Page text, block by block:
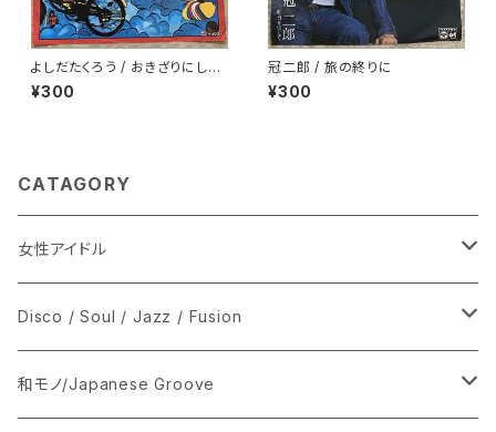
よしだたくろう / おきざりにした
悲しみは
¥300
冠二郎 / 旅の終りに
¥300
CATAGORY
女性アイドル
シングル盤
あ行
LP
Disco / Soul / Jazz / Fusion
シングル盤
和モノ/Japanese Groove